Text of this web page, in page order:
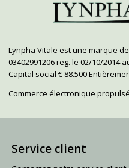
Lynpha Vitale est une marque
03402991206 reg. le 02/10/2014
Capital social € 88.500
Commerce électronique
Service client